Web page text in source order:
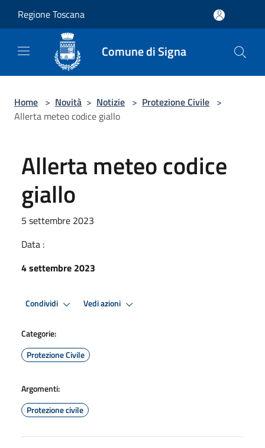
Regione Toscana
Comune di Signa
Home > Novità > Notizie > Protezione Civile >
Allerta meteo codice giallo
Allerta meteo codice
giallo
5 settembre 2023
Data :
4 settembre 2023
Condividi Vedi azioni
Categorie:
Protezione Civile
Argomenti:
Protezione civile